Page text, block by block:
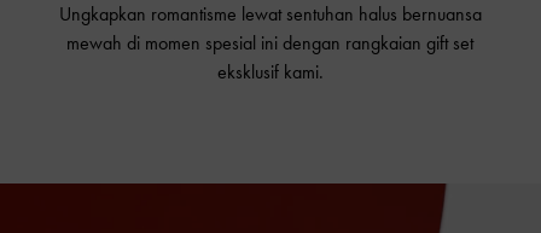
Ungkapkan romantisme lewat sentuhan halus bernuansa
mewah di momen spesial ini dengan rangkaian gift set
eksklusif kami.